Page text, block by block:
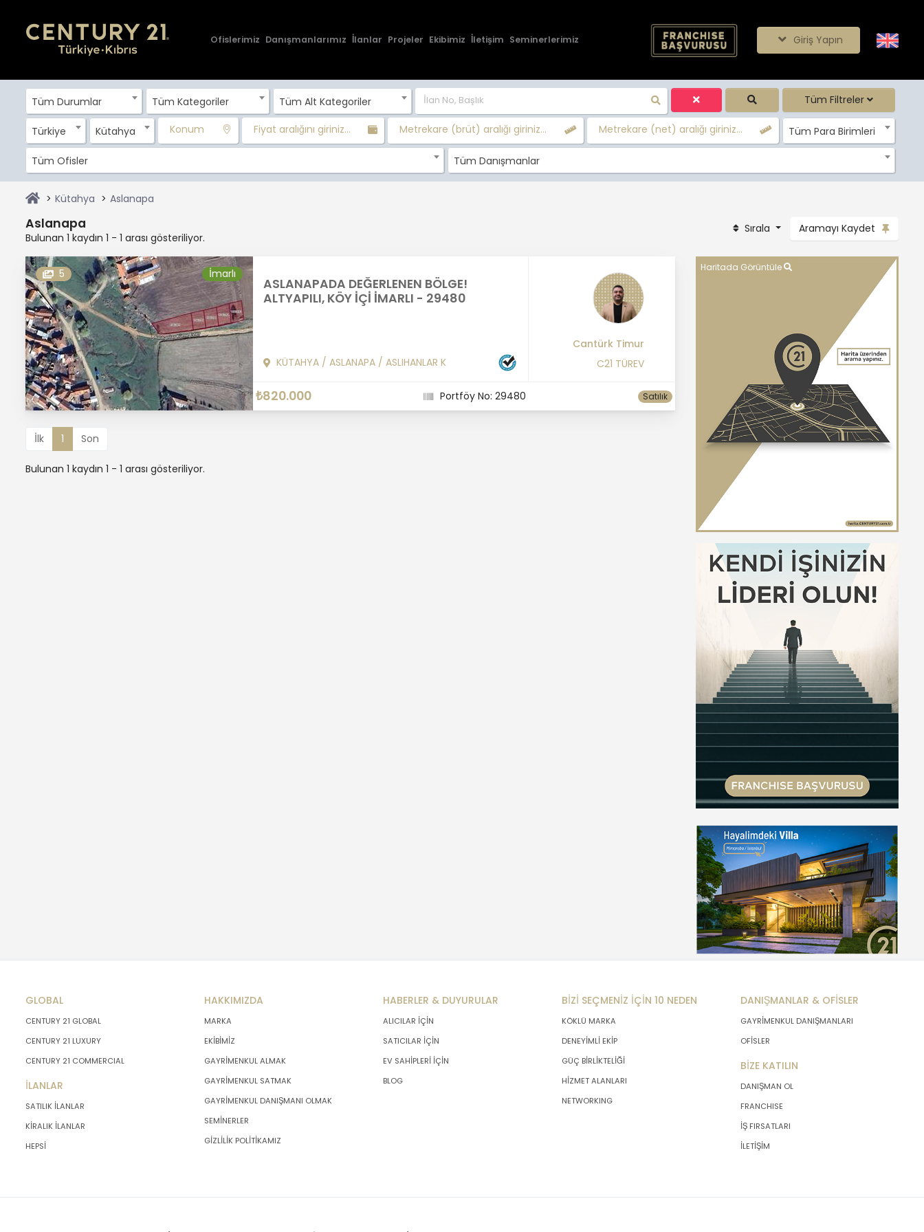
Ofislerimiz Danışmanlarımız İlanlar Projeler Ekibimiz İletişim Seminerlerimiz Giriş Yapın
Tüm Durumlar Tüm Kategoriler Tüm Alt Kategoriler Tüm Filtreler
Türkiye Kütahya Konum Fiyat aralığını giriniz... Metrekare (brüt) aralığı giriniz... Metrekare (net) aralığı giriniz... Tüm Para Birimleri
Tüm Ofisler Tüm Danışmanlar
Kütahya Aslanapa
Aslanapa
Bulunan 1 kaydın 1 - 1 arası gösteriliyor.
Sırala Aramayı Kaydet
5 İmarlı
ASLANAPADA DEĞERLENEN BÖLGE!
ALTYAPILI, KÖY İÇİ İMARLI - 29480
KÜTAHYA/ ASLANAPA/ ASLIHANLAR K
Cantürk Timur
C21 TÜREV
₺820.000 Portföy No: 29480 Satılık
İlk 1 Son
Bulunan 1 kaydın 1 - 1 arası gösteriliyor.
Haritada Görüntüle
GLOBAL
CENTURY 21 GLOBAL
CENTURY 21 LUXURY
CENTURY 21 COMMERCIAL
İLANLAR
SATILIK İLANLAR
KİRALIK İLANLAR
HEPSİ
HAKKIMIZDA
MARKA
EKİBİMİZ
GAYRİMENKUL ALMAK
GAYRİMENKUL SATMAK
GAYRİMENKUL DANIŞMANI OLMAK
SEMİNERLER
GİZLİLİK POLİTİKAMIZ
HABERLER & DUYURULAR
ALICILAR İÇİN
SATICILAR İÇİN
EV SAHİPLERİ İÇİN
BLOG
BİZİ SEÇMENİZ İÇİN 10 NEDEN
KÖKLÜ MARKA
DENEYİMLİ EKİP
GÜÇ BİRLİKTELİĞİ
HİZMET ALANLARI
NETWORKING
DANIŞMANLAR & OFİSLER
GAYRİMENKUL DANIŞMANLARI
OFİSLER
BİZE KATILIN
DANIŞMAN OL
FRANCHISE
İŞ FIRSATLARI
İLETİŞİM